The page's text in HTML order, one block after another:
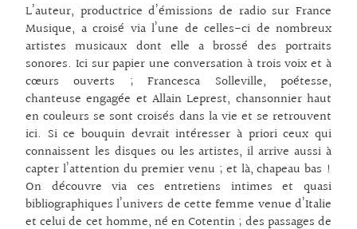
L’auteur, productrice d’émissions de radio sur France
Musique, a croisé via l’une de celles-ci de nombreux
artistes musicaux dont elle a brossé des portraits
sonores. Ici sur papier une conversation à trois voix et à
cœurs ouverts ; Francesca Solleville, poétesse,
chanteuse engagée et Allain Leprest, chansonnier haut
en couleurs se sont croisés dans la vie et se retrouvent
ici. Si ce bouquin devrait intéresser à priori ceux qui
connaissent les disques ou les artistes, il arrive aussi à
capter l’attention du premier venu ; et là, chapeau bas !
On découvre via ces entretiens intimes et quasi
bibliographiques l’univers de cette femme venue d’Italie
et celui de cet homme, né en Cotentin ; des passages de